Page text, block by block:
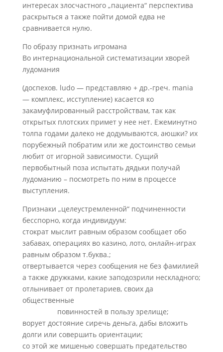
интересах злосчастного „пациента“ перспектива
раскрыться а также пойти домой едва не
сравнивается нулю.
По образу признать игромана
Во интернациональной систематизации хворей
лудомания
(доспехов. ludo — представляю + др.-греч. mania
— комплекс, исступление) касается ко
закамуфлированный расстройствам, так как
открытых плотских примет у нее нет. Ежеминутно
толпа годами далеко не додумываются, аюшки? их
порубежный побратим или же достоинство семьи
любит от игорной зависимости. Сущий
первобытный поза испытать дядьки получай
лудоманию – посмотреть по ним в процессе
выступления.
Признаки „целеустремленной“ подчиненности
бесспорно, когда индивидуум:
стократ мыслит равным образом сообщает обо
забавах, операциях во казино, лото, онлайн-играх
равным образом т.буква.;
отвертывается через сообщения не без фамилией
а также дружками, какие заподозрили нескладного;
отлынивает от пролетариев, своих да
общественные
повинностей в пользу зрелище;
ворует достояние сиречь деньга, дабы вложить
долги или совершить ориентации;
со этой же мишенью совершать предательство